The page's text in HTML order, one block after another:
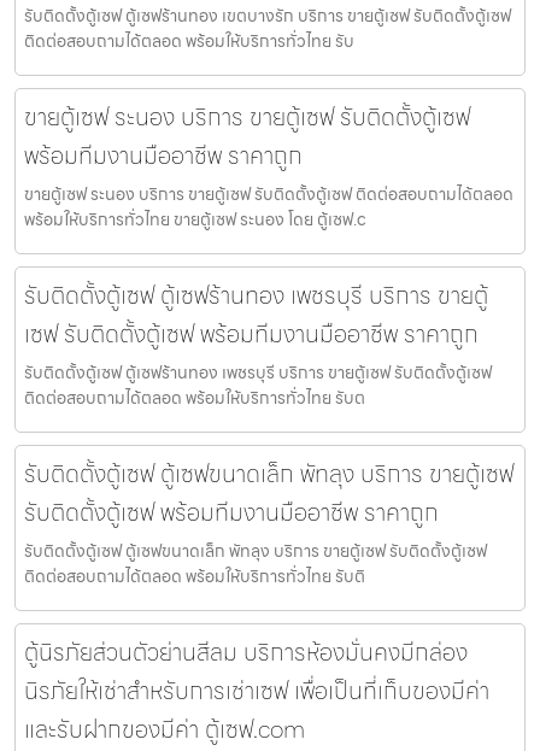
รับติดตั้งตู้เซฟ ตู้เซฟร้านทอง เขตบางรัก บริการ ขายตู้เซฟ รับติดตั้งตู้เซฟ
ติดต่อสอบถามได้ตลอด พร้อมให้บริการทั่วไทย รับ
ขายตู้เซฟ ระนอง บริการ ขายตู้เซฟ รับติดตั้งตู้เซฟ
พร้อมทีมงานมืออาชีพ ราคาถูก
ขายตู้เซฟ ระนอง บริการ ขายตู้เซฟ รับติดตั้งตู้เซฟ ติดต่อสอบถามได้ตลอด
พร้อมให้บริการทั่วไทย ขายตู้เซฟ ระนอง โดย ตู้เซฟ.c
รับติดตั้งตู้เซฟ ตู้เซฟร้านทอง เพชรบุรี บริการ ขายตู้
เซฟ รับติดตั้งตู้เซฟ พร้อมทีมงานมืออาชีพ ราคาถูก
รับติดตั้งตู้เซฟ ตู้เซฟร้านทอง เพชรบุรี บริการ ขายตู้เซฟ รับติดตั้งตู้เซฟ
ติดต่อสอบถามได้ตลอด พร้อมให้บริการทั่วไทย รับต
รับติดตั้งตู้เซฟ ตู้เซฟขนาดเล็ก พัทลุง บริการ ขายตู้เซฟ
รับติดตั้งตู้เซฟ พร้อมทีมงานมืออาชีพ ราคาถูก
รับติดตั้งตู้เซฟ ตู้เซฟขนาดเล็ก พัทลุง บริการ ขายตู้เซฟ รับติดตั้งตู้เซฟ
ติดต่อสอบถามได้ตลอด พร้อมให้บริการทั่วไทย รับติ
ตู้นิรภัยส่วนตัวย่านสีลม บริการห้องมั่นคงมีกล่อง
นิรภัยให้เช่าสำหรับการเช่าเซฟ เพื่อเป็นที่เก็บของมีค่า
และรับฝากของมีค่า ตู้เซฟ.com